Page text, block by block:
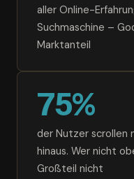
aller Online-
Suchmaschine –
Marktanteil
75%
der Nutzer scrollen
hinaus. Wer nicht
Großteil nicht